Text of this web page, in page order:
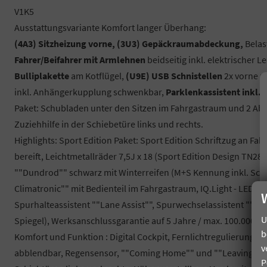
V1K5
Ausstattungsvariante Komfort langer Überhang:
(4A3) Sitzheizung vorne, (3U3) Gepäckraumabdeckung,
Fahrer/Beifahrer mit Armlehnen beidseitig inkl. elektrischer
Bulliplakette am Kotflügel, (U9E) USB Schnistellen 2x vorne
inkl. Anhängerkupplung schwenkbar, Parklenkassistent inkl.
Paket: Schubladen unter den Sitzen im Fahrgastraum und 2
Zuziehhilfe in der Schiebetüre links und rechts.
Highlights: Sport Edition Paket: Sport Edition Schriftzug an
bereift, Leichtmetallräder 7,5J x 18 (Sport Edition Design
""Dundrod"" schwarz mit Winterreifen (M+S Kennung inkl.
Climatronic"" mit Bedienteil im Fahrgastraum, IQ.Light - LED-
Spurhalteassistent ""Lane Assist"", Spurwechselassistent
Spiegel), Werksanschlussgarantie auf 5 Jahre / max. 100.000
Komfort und Funktion : Digital Cockpit, Fernlichtregulierung
abblendbar, Regensensor, ""Coming Home"" und ""Leaving